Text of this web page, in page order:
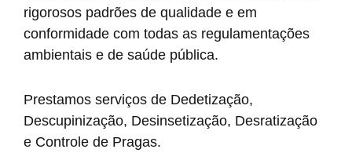
rigorosos padrões de qualidade e em
conformidade com todas as regulamentações
ambientais e de saúde pública.
Prestamos serviços de Dedetização,
Descupinização, Desinsetização, Desratização
e Controle de Pragas.